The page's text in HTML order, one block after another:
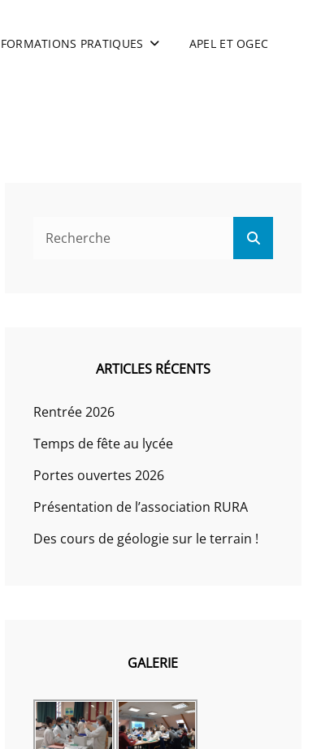
PRATIQUES APEL ET OGEC
ARTICLES RÉCENTS
Rentrée 2026
Temps de fête au lycée
Portes ouvertes 2026
Présentation de l’association RURA
Des cours de géologie sur le terrain !
GALERIE